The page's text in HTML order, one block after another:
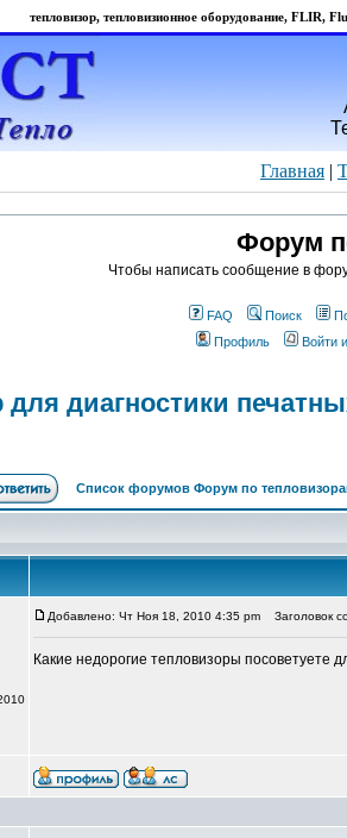
тепловизор, тепловизионное оборудование, FLIR,
Главная |
Форум
Чтобы написать сообщение в
FAQ Поиск
Профиль
Войти
для диагностики
Список форумов Форум по
Добавлено: Чт Ноя 18, 2010 4:35 pm Заголовок
Какие недорогие тепловизоры посоветуете